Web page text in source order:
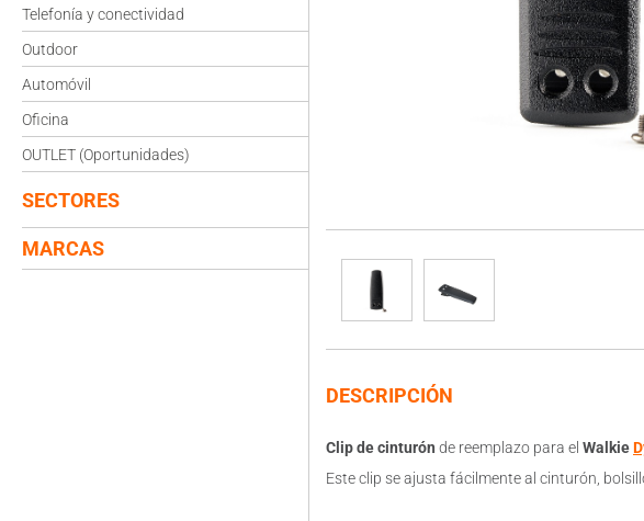
Telefonía y conectividad
Outdoor
Automóvil
Oficina
OUTLET (Oportunidades)
SECTORES
MARCAS
DESCRIPCIÓN
Clip de cinturón de reemplazo para el Walkie
Este clip se ajusta fácilmente al cinturón,